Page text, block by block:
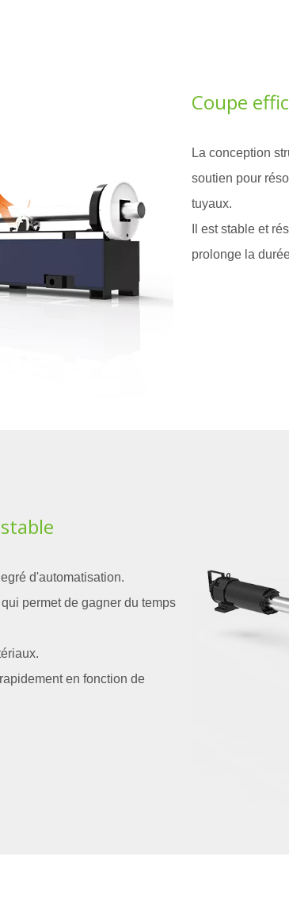
Coupe
La conception
soutien pour
tuyaux.
Il est stable et
prolonge la
d'automatisation.
permet de gagner du temps
en fonction de